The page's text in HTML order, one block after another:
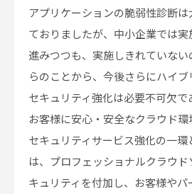
アプリケーションの脆弱性診断
ておりましたが、中小企業では
進みつつも、実施しきれていな
らのことから、今後さらにハイ
セキュリティ強化は必要不可欠で
お客様に安心・安全なクラウド
セキュリティサービス強化の一環
は、プロフェッショナルクラウ
キュリティを付加し、お客様やパ